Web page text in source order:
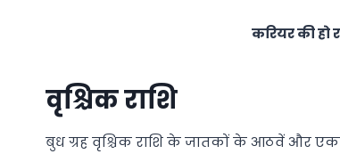
करियर की हो
वृश्चिक राशि
बुध ग्रह वृश्चिक राशि के जातकों के आठवें और